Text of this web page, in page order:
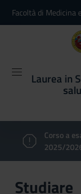
Facoltà di Medicina
Laurea in
Corso a
2025/
Studiare